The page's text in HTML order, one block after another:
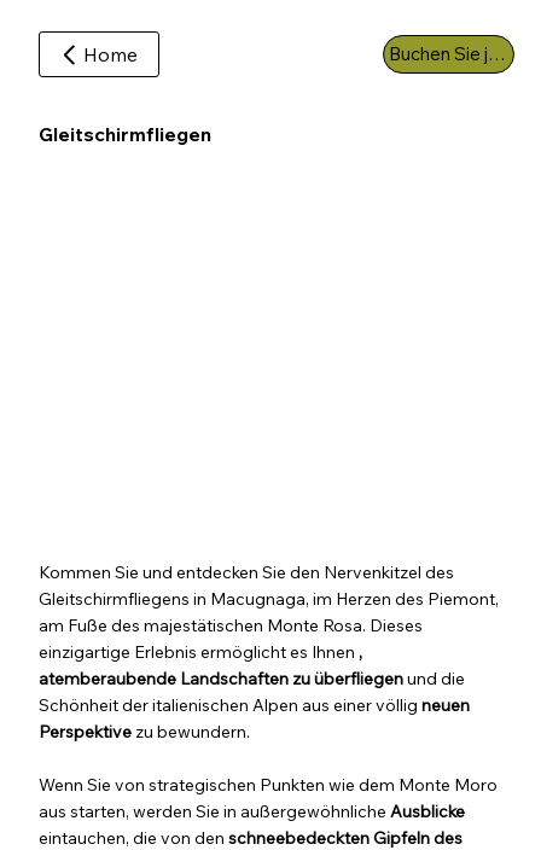
Home Buchen Sie jetzt
Gleitschirmfliegen
Kommen Sie und entdecken Sie den Nervenkitzel des
Gleitschirmfliegens in Macugnaga, im Herzen des Piemont,
am Fuße des majestätischen Monte Rosa. Dieses
einzigartige Erlebnis ermöglicht es Ihnen ,
atemberaubende Landschaften zu überfliegenund die
Schönheit der italienischen Alpen aus einer völligneuen
Perspektive zu bewundern.
Wenn Sie von strategischen Punkten wie dem Monte Moro
aus starten, werden Sie in außergewöhnlicheAusblicke
eintauchen, die von denschneebedeckten Gipfeln des